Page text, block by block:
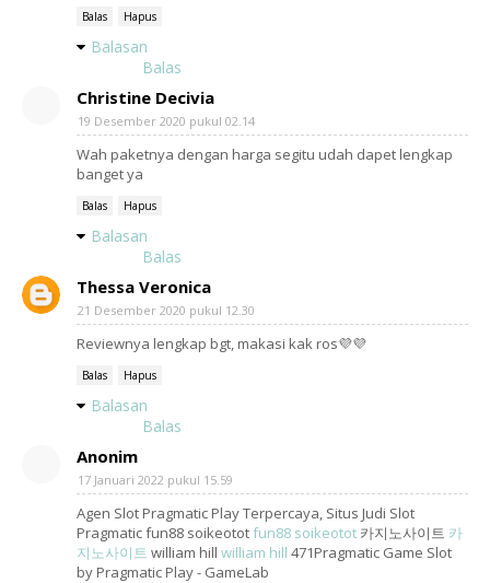
Balas Hapus
Balasan
Balas
Christine Decivia
19 Desember 2020 pukul 02.14
Wah paketnya dengan harga segitu udah dapet lengkap
banget ya
Balas Hapus
Balasan
Balas
Thessa Veronica
21 Desember 2020 pukul 12.30
Reviewnya lengkap bgt, makasi kak ros💜💜
Balas Hapus
Balasan
Balas
Anonim
17 Januari 2022 pukul 15.59
Agen Slot Pragmatic Play Terpercaya, Situs Judi Slot
Pragmatic fun88 soikeotot fun88 soikeotot 카지노사이트 카
지노사이트 william hill william hill 471Pragmatic Game Slot
by Pragmatic Play - GameLab